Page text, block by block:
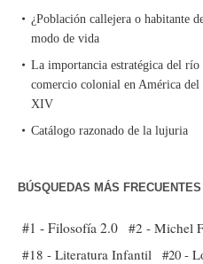
¿Población callejera o habitante
modo de vida
La importancia estratégica del
comercio colonial en América
XIV
Catálogo razonado de la lujuria
BÚSQUEDAS MÁS FRECUENTES
#1 - Filosofía 2.0 #2 - Michel
#18 - Literatura Infantil #20 -